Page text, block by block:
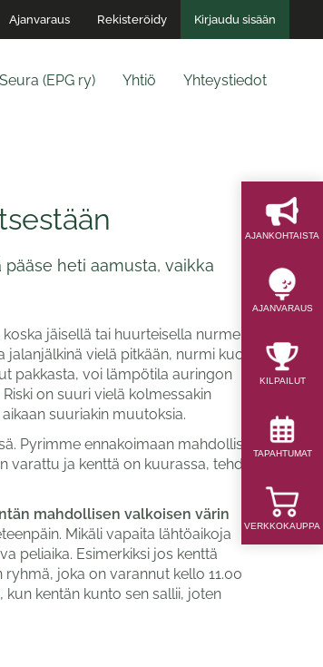
Ajanvaraus Rekisteröidy Kirjaudu sisään
Yhteystiedot
Yhtiö
Seura (EPG ry)
AJAN­KOHTAISTA
AJAN­VARAUS
KILPAILUT
TAPAHTUMAT
VERKKOKAUPPA
heti aamusta, vaikka
jäisellä tai huurteisella nurmella
vielä pitkään, nurmi kuolee
pakkasta, voi lämpötila auringon
on suuri vielä kolmessakin
suuriakin muutoksia.
Pyrimme ennakoimaan mahdollisia
ja kenttä on kuurassa, tehdyt
mahdollisen valkoisen värin
Mikäli vapaita lähtöaikoja
peliaika. Esimerkiksi jos kenttä
joka on varannut kello 11.00
kun kentän kunto sen sallii, joten